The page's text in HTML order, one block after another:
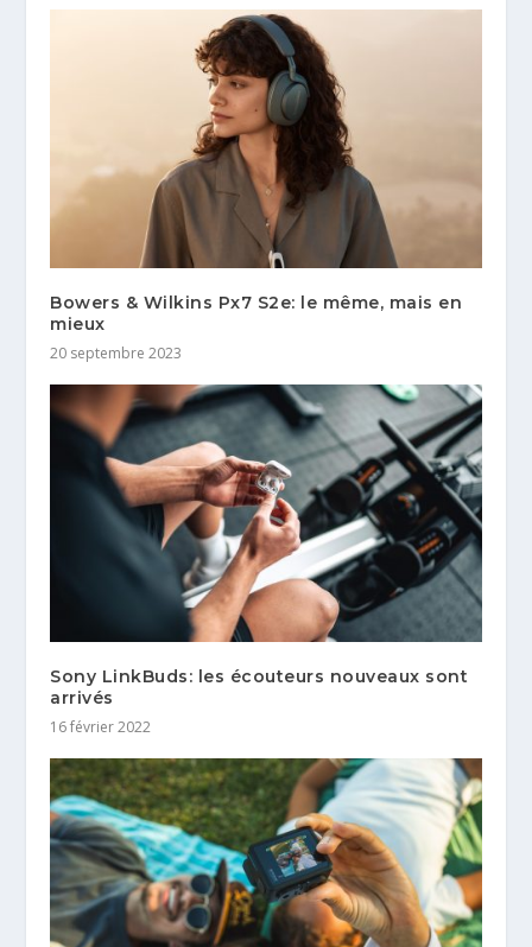
Bowers & Wilkins Px7 S2e: le même, mais en
mieux
20 septembre 2023
Sony LinkBuds: les écouteurs nouveaux sont
arrivés
16 février 2022